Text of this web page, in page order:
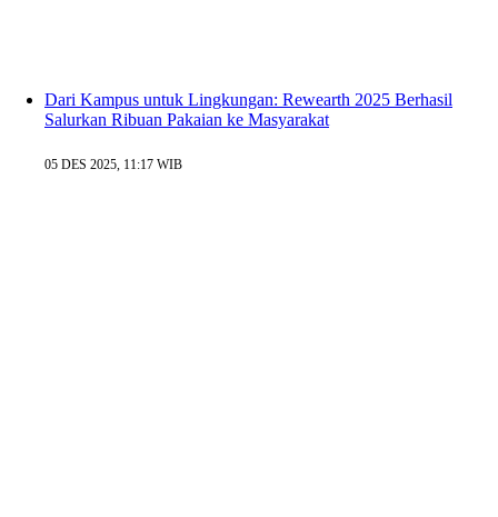
Dari Kampus untuk Lingkungan: Rewearth 2025 Berhasil
Salurkan Ribuan Pakaian ke Masyarakat
05 DES 2025, 11:17 WIB